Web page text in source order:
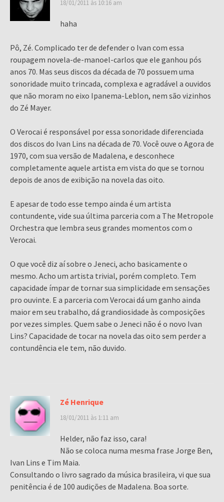
18/01/2011 às 10:16 am
haha
Pô, Zé. Complicado ter de defender o Ivan com essa
roupagem novela-de-manoel-carlos que ele ganhou pós
anos 70. Mas seus discos da década de 70 possuem uma
sonoridade muito trincada, complexa e agradável a ouvidos
que não moram no eixo Ipanema-Leblon, nem são vizinhos
do Zé Mayer.
O Verocai é responsável por essa sonoridade diferenciada
dos discos do Ivan Lins na década de 70. Você ouve o Agora de
1970, com sua versão de Madalena, e desconhece
completamente aquele artista em vista do que se tornou
depois de anos de exibição na novela das oito.
E apesar de todo esse tempo ainda é um artista
contundente, vide sua última parceria com a The Metropole
Orchestra que lembra seus grandes momentos com o
Verocai.
O que você diz aí sobre o Jeneci, acho basicamente o
mesmo. Acho um artista trivial, porém completo. Tem
capacidade ímpar de tornar sua simplicidade em sensações
pro ouvinte. E a parceria com Verocai dá um ganho ainda
maior em seu trabalho, dá grandiosidade às composições
por vezes simples. Quem sabe o Jeneci não é o novo Ivan
Lins? Capacidade de tocar na novela das oito sem perder a
contundência ele tem, não duvido.
Zé Henrique
18/01/2011 às 1:11 am
Helder, não faz isso, cara!
Não se coloca numa mesma frase Jorge Ben,
Ivan Lins e Tim Maia.
Consultando o livro sagrado da música brasileira, vi que sua
penitência é de 100 audições de Madalena. Boa sorte.